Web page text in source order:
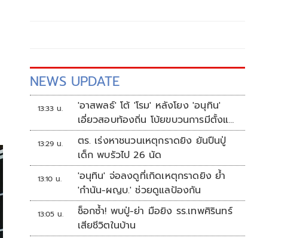
NEWS UPDATE
13:33 น.
'อาสพลธ์' โต้ 'โรม' หลังโยง 'อนุทิน'
เอี่ยวสอบท้องถิ่น โบ้ยขบวนการมีตั้งแต่
ปี 62-64
13:29 น.
ตร. เร่งหาชนวนเหตุกราดยิง ยันปืนปู่
เด็ก พบรัวไป 26 นัด
13:10 น.
'อนุทิน' จ่อลงดูที่เกิดเหตุกราดยิง ย้ำ
'กำนัน-ผญบ.' ช่วยดูแลป้องกัน
13:05 น.
ช็อกซ้ำ! พบปู่-ย่า มือยิง รร.เทพศิรินทร์
เสียชีวิตในบ้าน